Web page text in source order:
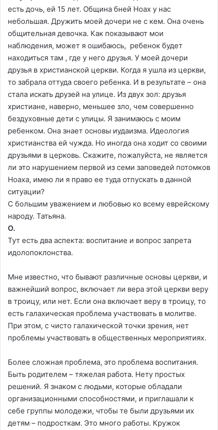
есть дочь, ей 15 лет. Община бней Ноах у нас
небольшая. Дружить моей дочери не с кем. Она очень
общительная девочка. Как показывают мои
наблюдения, может я ошибаюсь, ребенок будет
находиться там , где у него друзья. У моей дочери
друзья в христианской церкви. Когда я ушла из церкви,
то забрала оттуда своего ребенка. И в результате – она
стала искать друзей на улице. Из двух зол: друзья
христиане, наверно, меньшее зло, чем совершенно
бездуховные дети с улицы. Я занимаюсь с моим
ребенком. Она знает основы иудаизма. Идеология
христианства ей чужда. Но иногда она ходит со своими
друзьями в церковь. Скажите, пожалуйста, не является
ли это нарушением первой из семи заповедей потомков
Ноаха, имею ли я право ее туда отпускать в данной
ситуации?
С большим уважением и любовью ко всему еврейскому
народу. Татьяна.
О.
Тут есть два аспекта: воспитание и вопрос запрета
идолопоклонства.
Мне известно, что бывают различные основы церкви, и
важнейший вопрос, включает ли вера этой церкви веру
в троицу, или нет. Если она включает веру в троицу, то
есть галахическая проблема участвовать в молитве.
При этом, с чисто галахической точки зрения, нет
проблемы участвовать в общественных мероприятиях.
Более сложная проблема, это проблема воспитания.
Быть родителем – тяжелая работа. Нету простых
решений. Я знаком с людьми, которые обладали
организационными способностями, и приглашали к
себе группы молодежи, чтобы те были друзьями их
детям – подросткам. Это много работы. Кружок